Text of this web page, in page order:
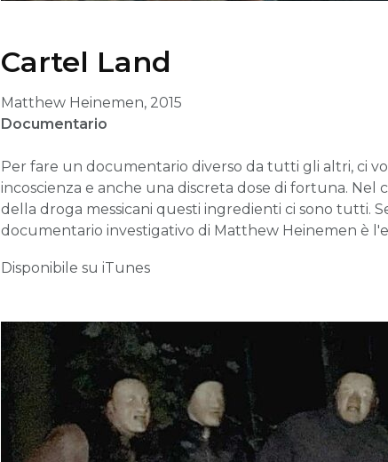
Cartel Land
Matthew Heinemen, 2015
Documentario
Per fare un documentario diverso da tutti gli altri, ci
incoscienza e anche una discreta dose di fortuna.
della droga messicani questi ingredienti ci sono tutti.
documentario investigativo di Matthew Heinemen è
Disponibile su iTunes